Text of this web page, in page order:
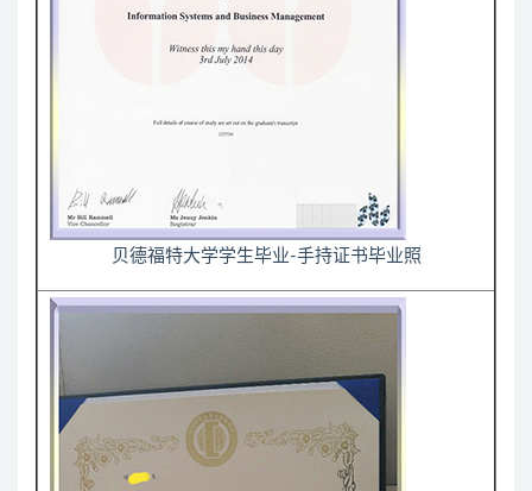
贝德福特大学学生毕业-手持证书毕业照